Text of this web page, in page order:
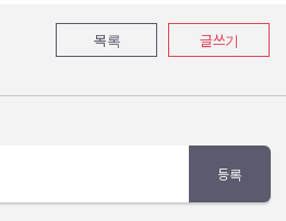
목록 글쓰기
등록